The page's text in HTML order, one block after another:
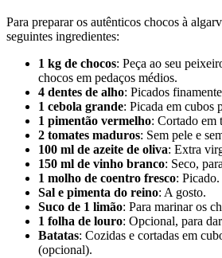
Para preparar os autênticos chocos à
seguintes ingredientes:
1 kg de chocos: Peça ao seu
chocos em pedaços médios.
4 dentes de alho: Picados
1 cebola grande: Picada em cubos
1 pimentão vermelho: Cortado em
2 tomates maduros: Sem pele e
100 ml de azeite de oliva: Extra
150 ml de vinho branco: Seco,
1 molho de coentro fresco: Picado.
Sal e pimenta do reino: A gosto.
Suco de 1 limão: Para marinar os
1 folha de louro: Opcional, para
Batatas: Cozidas e cortadas em
(opcional).